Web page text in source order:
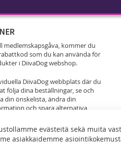
medlemskapsgåva, kommer du
som du kan använda för
i DiivaDog webshop.
DiivaDog webbplats där du
följa dina beställningar, se och
din önskelista, ändra din
och spara alternativa
dina vänner.evästeitä sekä muita
asiakkaidemme